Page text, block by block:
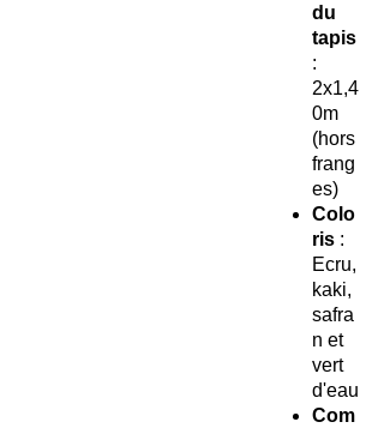
du
tapis
:
2x1,4
0m
(hors
frang
es)
Colo
ris :
Ecru,
kaki,
safra
n et
vert
d'eau
Com